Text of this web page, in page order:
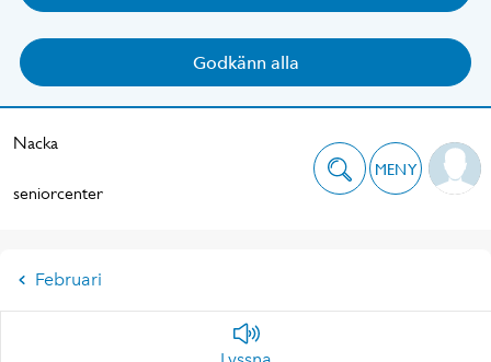
Godkänn alla
Nacka
seniorcenter
MENY
Februari